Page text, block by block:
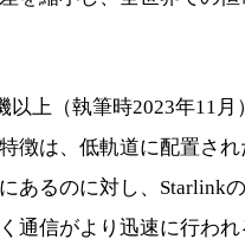
以上（執筆時2023年11
徴は、低軌道に配置さ
あるのに対し、Starlink
通信がより迅速に行わ